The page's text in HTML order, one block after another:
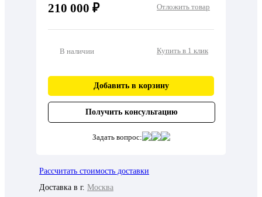
210 000 ₽ Отложить товар
В наличии Купить в 1 клик
Добавить в корзину
Получить консультацию
Задать вопрос:
Рассчитать стоимость доставки
Доставка в г. Москва